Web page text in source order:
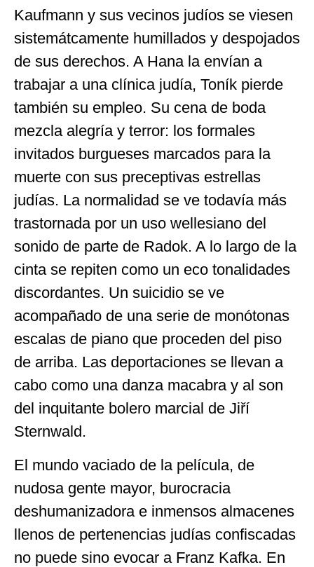
Kaufmann y sus vecinos judíos se viesen
sistemátcamente humillados y despojados
de sus derechos. A Hana la envían a
trabajar a una clínica judía, Toník pierde
también su empleo. Su cena de boda
mezcla alegría y terror: los formales
invitados burgueses marcados para la
muerte con sus preceptivas estrellas
judías. La normalidad se ve todavía más
trastornada por un uso wellesiano del
sonido de parte de Radok. A lo largo de la
cinta se repiten como un eco tonalidades
discordantes. Un suicidio se ve
acompañado de una serie de monótonas
escalas de piano que proceden del piso
de arriba. Las deportaciones se llevan a
cabo como una danza macabra y al son
del inquitante bolero marcial de Jiří
Sternwald.
El mundo vaciado de la película, de
nudosa gente mayor, burocracia
deshumanizadora e inmensos almacenes
llenos de pertenencias judías confiscadas
no puede sino evocar a Franz Kafka. En